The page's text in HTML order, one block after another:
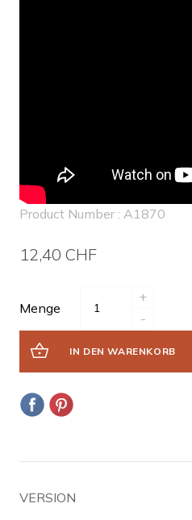
Product Number : A1870
12,40 CHF
Menge
+
-
IN DEN WARENKORB
VERSION